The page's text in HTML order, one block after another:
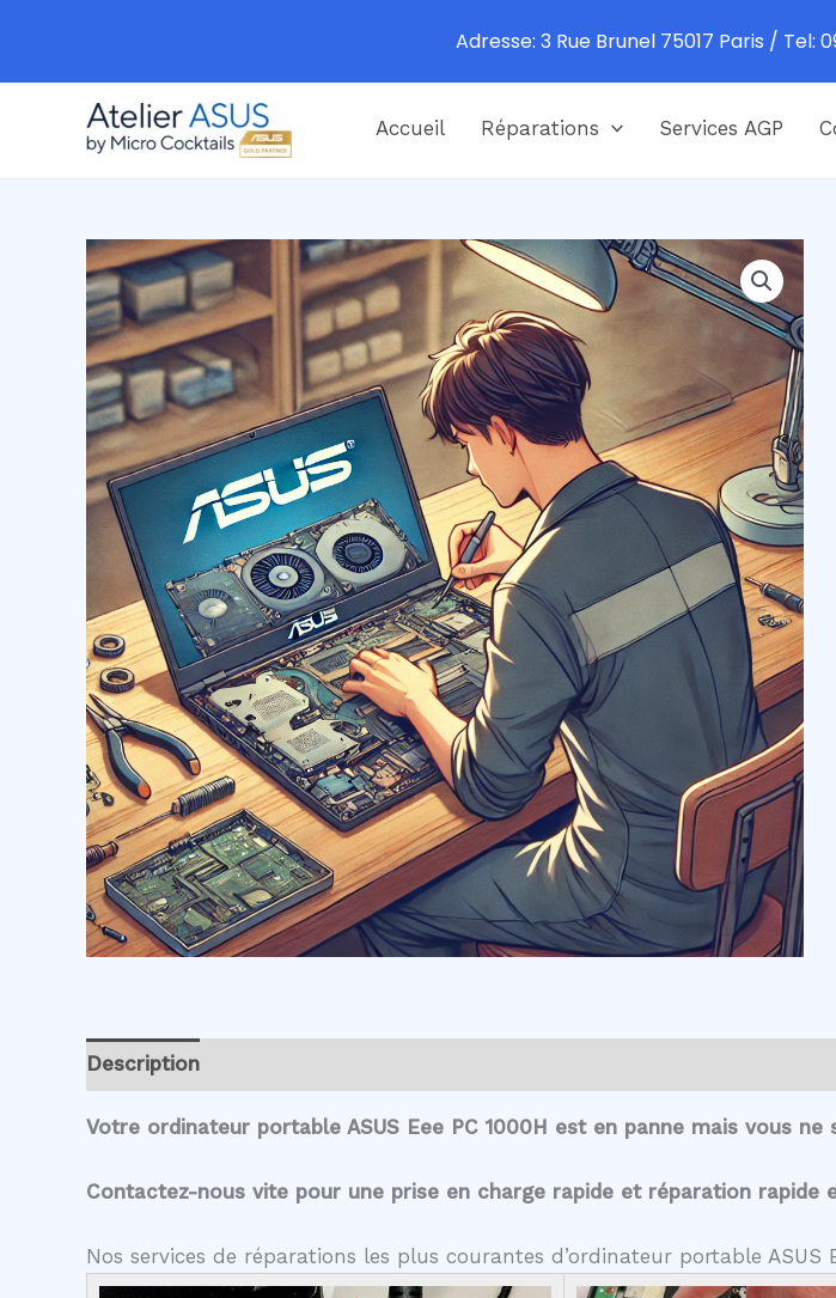
Accueil Réparations Services AGP
Description
Votre ordinateur portable ASUS Eee PC 1000H est en panne mais vous ne
Contactez-nous vite pour une prise en charge rapide et réparation rapide
Nos services de réparations les plus courantes d’ordinateur portable ASUS
Adresse: 3 Rue Brunel 75017 Paris / Tel: